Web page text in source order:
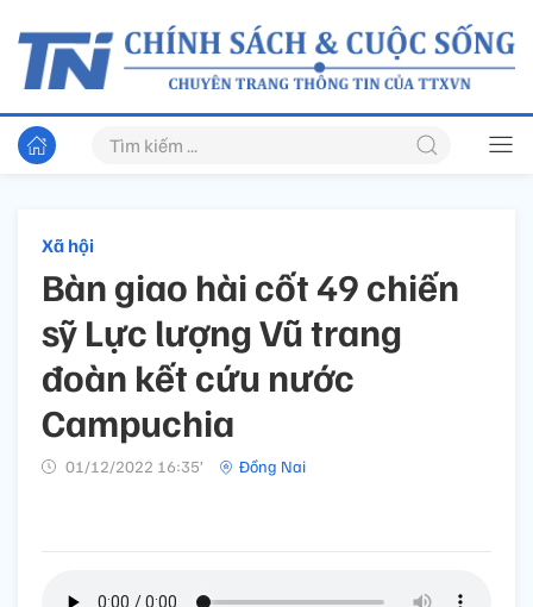
Xã hội
Bàn giao hài cốt 49 chiến
sỹ Lực lượng Vũ trang
đoàn kết cứu nước
Campuchia
01/12/2022 16:35’ Đồng Nai